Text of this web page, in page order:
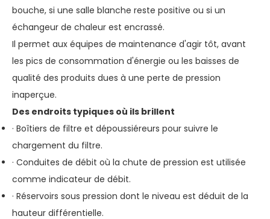
bouche, si une salle blanche reste positive ou si un
échangeur de chaleur est encrassé.
Il permet aux équipes de maintenance d'agir tôt, avant
les pics de consommation d'énergie ou les baisses de
qualité des produits dues à une perte de pression
inaperçue.
Des endroits typiques où ils brillent
· Boîtiers de filtre et dépoussiéreurs pour suivre le
chargement du filtre.
· Conduites de débit où la chute de pression est utilisée
comme indicateur de débit.
· Réservoirs sous pression dont le niveau est déduit de la
hauteur différentielle.